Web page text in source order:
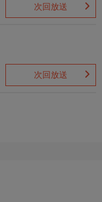
次回放送
次回放送